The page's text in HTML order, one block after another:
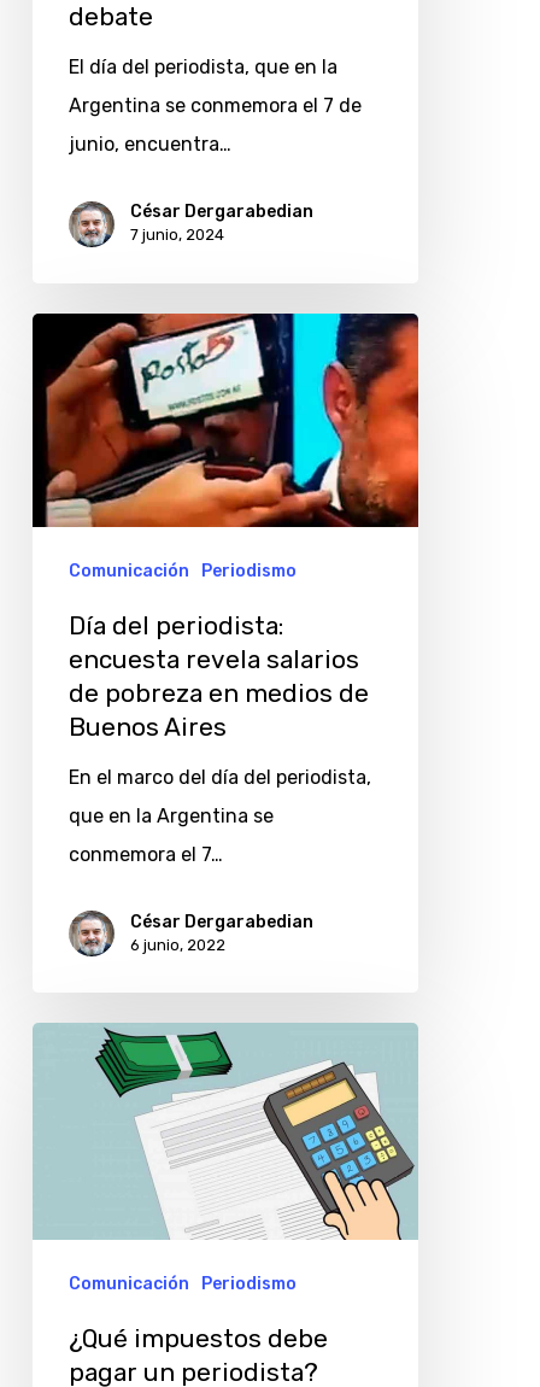
reflexión
debate
debate
El día del periodista, que en la
Argentina se conmemora el 7 de
junio, encuentra…
César Dergarabedian
7 junio, 2024
del
periodista:
encuesta
revela
salarios
medios
Comunicación Periodismo
Día del periodista:
encuesta revela salarios
de pobreza en medios de
Buenos Aires
En el marco del día del periodista,
que en la Argentina se
conmemora el 7…
César Dergarabedian
6 junio, 2022
impuestos
Comunicación Periodismo
¿Qué impuestos debe
pagar un periodista?